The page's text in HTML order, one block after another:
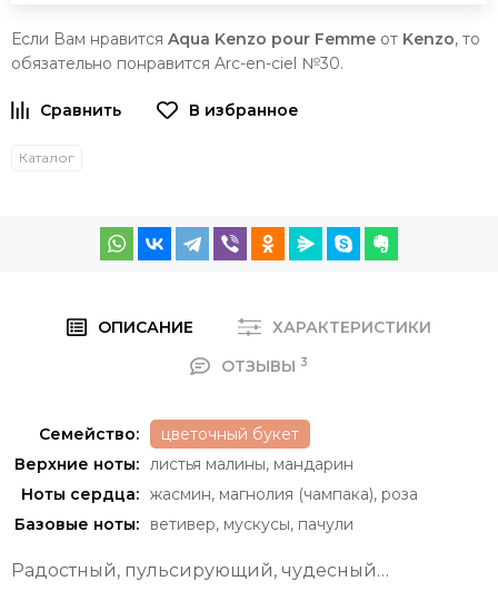
Если Вам нравится Aqua Kenzo pour Femme от Kenzo, то
обязательно понравится Arc-en-ciel №30.
Каталог
ОПИСАНИЕ
ХАРАКТЕРИСТИКИ
ОТЗЫВЫ 3
Семейство:
цветочный букет
Верхние ноты: листья малины, мандарин
Ноты сердца: жасмин, магнолия (чампака), роза
Базовые ноты:
ветивер, мускусы, пачули
Радостный, пульсирующий, чудесный…